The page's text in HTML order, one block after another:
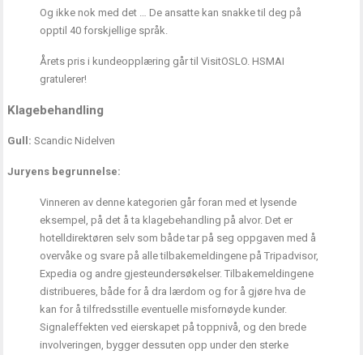
Og ikke nok med det … De ansatte kan snakke til deg på
opptil 40 forskjellige språk.
Årets pris i kundeopplæring går til VisitOSLO. HSMAI
gratulerer!
Klagebehandling
Gull: Scandic Nidelven
Juryens begrunnelse:
Vinneren av denne kategorien går foran med et lysende
eksempel, på det å ta klagebehandling på alvor. Det er
hotelldirektøren selv som både tar på seg oppgaven med å
overvåke og svare på alle tilbakemeldingene på Tripadvisor,
Expedia og andre gjesteundersøkelser. Tilbakemeldingene
distribueres, både for å dra lærdom og for å gjøre hva de
kan for å tilfredsstille eventuelle misfornøyde kunder.
Signaleffekten ved eierskapet på toppnivå, og den brede
involveringen, bygger dessuten opp under den sterke